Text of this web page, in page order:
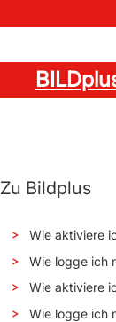
Zu Bildplus
Wie aktiviere
Wie logge ich
Wie aktiviere
Wie logge ich